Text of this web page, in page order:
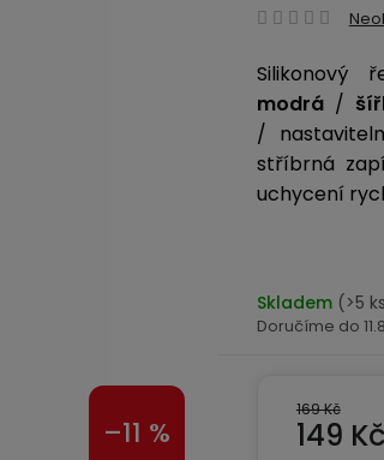
je
0,0
z
5
Silikonový
modrá/
/
stříbrná
uchycení
Skladem (>5
169 Kč
149
–11 %